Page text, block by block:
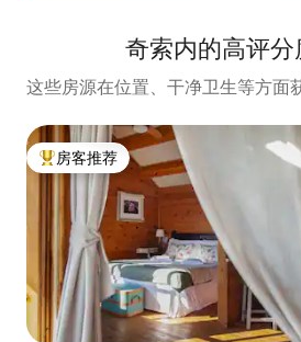
奇索内的高评分
这些房源在位置、干净卫生等方面
热门「房客推荐」
房客推荐